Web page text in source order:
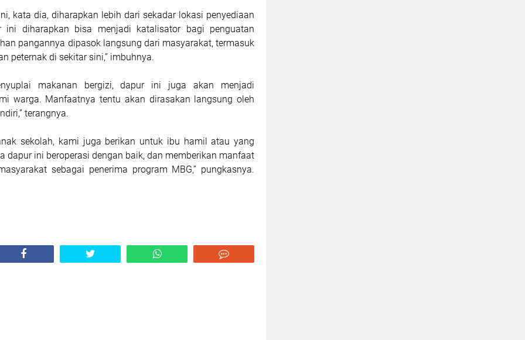
kata dia, diharapkan lebih dari sekadar lokasi penyediaan
ini diharapkan bisa menjadi katalisator bagi penguatan
pangannya dipasok langsung dari masyarakat, termasuk
peternak di sekitar sini,” imbuhnya.
makanan bergizi, dapur ini juga akan menjadi
warga. Manfaatnya tentu akan dirasakan langsung oleh
terangnya.
sekolah, kami juga berikan untuk ibu hamil atau yang
dapur ini beroperasi dengan baik, dan memberikan manfaat
sebagai penerima program MBG,” pungkasnya.